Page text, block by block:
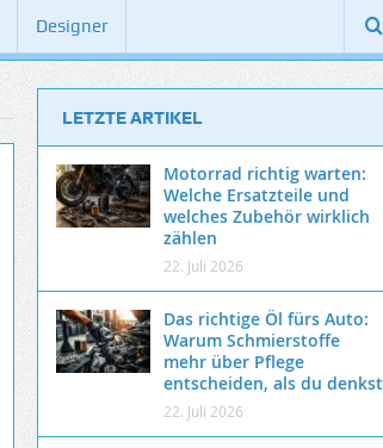
Designer
LETZTE ARTIKEL
Motorrad richtig warten:
Welche Ersatzteile und
welches Zubehör wirklich
zählen
22. Juli 2026
Das richtige Öl fürs Auto:
Warum Schmierstoffe
mehr über Pflege
entscheiden, als du denkst
22. Juli 2026